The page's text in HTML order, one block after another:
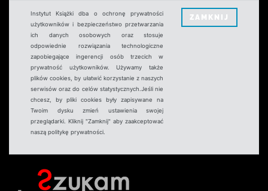
Instytut Książki dba o ochronę prywatności
użytkowników i bezpieczeństwo przetwarzania
ich danych osobowych oraz stosuje
odpowiednie rozwiązania technologiczne
zapobiegające ingerencji osób trzecich w
prywatność użytkowników. Używamy także
plików cookies, by ułatwić korzystanie z naszych
serwisów oraz do celów statystycznych.Jeśli nie
chcesz, by pliki cookies były zapisywane na
Twoim dysku zmień ustawienia swojej
przeglądarki. Kliknij "Zamknij" aby zaakceptować
naszą politykę prywatności.
ZAMKNIJ